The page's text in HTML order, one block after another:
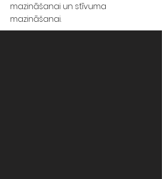
mazināšanai un stīvuma
mazināšanai.